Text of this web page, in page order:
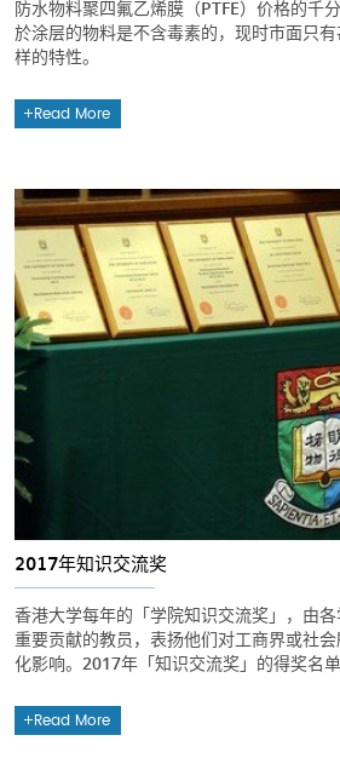
防水物料聚四氟乙烯膜（PTFE）价格的千
於涂层的物料是不含毒素的，现时市面只
样的特性。
Read More
2017年知识交流奖
香港大学每年的「学院知识交流奖」，由
重要贡献的教员，表扬他们对工商界或社
化影响。2017年「知识交流奖」的得奖名单
Read More